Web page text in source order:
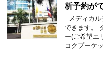
析予約が
メディカル
できます。
ー(ご希望エ
コクプーケ